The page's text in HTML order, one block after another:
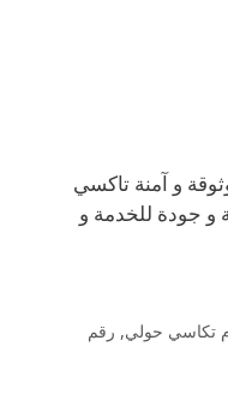
و آمنة تاكسي
الخدمة في حولي سرعة و جودة للخدمة و
, رقم